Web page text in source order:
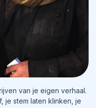
van je eigen verhaal.
je stem laten klinken, je